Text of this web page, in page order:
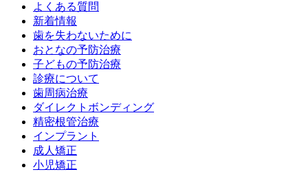
よくある質問
新着情報
歯を失わないために
おとなの予防治療
子どもの予防治療
診療について
歯周病治療
ダイレクトボンディング
精密根管治療
インプラント
成人矯正
小児矯正